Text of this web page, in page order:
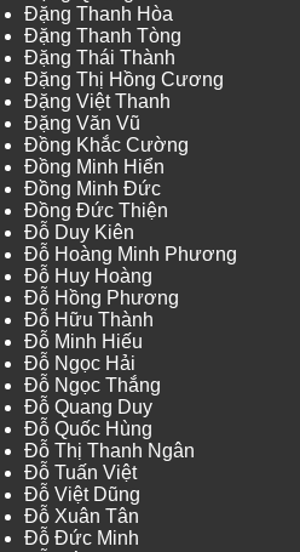
Đặng Thanh Hòa
Đặng Thanh Tòng
Đặng Thái Thành
Đặng Thị Hồng Cương
Đặng Việt Thanh
Đặng Văn Vũ
Đồng Khắc Cường
Đồng Minh Hiển
Đồng Minh Đức
Đồng Đức Thiện
Đỗ Duy Kiên
Đỗ Hoàng Minh Phương
Đỗ Huy Hoàng
Đỗ Hồng Phương
Đỗ Hữu Thành
Đỗ Minh Hiếu
Đỗ Ngọc Hải
Đỗ Ngọc Thắng
Đỗ Quang Duy
Đỗ Quốc Hùng
Đỗ Thị Thanh Ngân
Đỗ Tuấn Việt
Đỗ Việt Dũng
Đỗ Xuân Tân
Đỗ Đức Minh